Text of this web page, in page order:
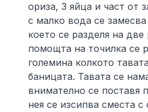
ориза, 3 яйца и част от
с малко вода се
което се разделя на
помощта на точилка се
големина колкото
баницата. Тавата се
внимателно се поставя
нея се изсипва сместа с